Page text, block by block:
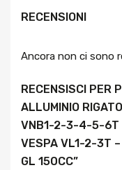
RECENSIONI
Ancora non ci sono
RECENSISCI PER
ALLUMINIO
VNB1-2-3-4-5-6T
VESPA VL1-2-3T
GL 150CC”